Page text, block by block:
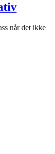
når det ikke